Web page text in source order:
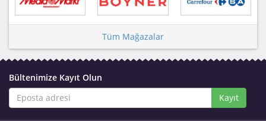
Tüm Mağazalar
Bültenimize Kayıt Olun
Kayıt